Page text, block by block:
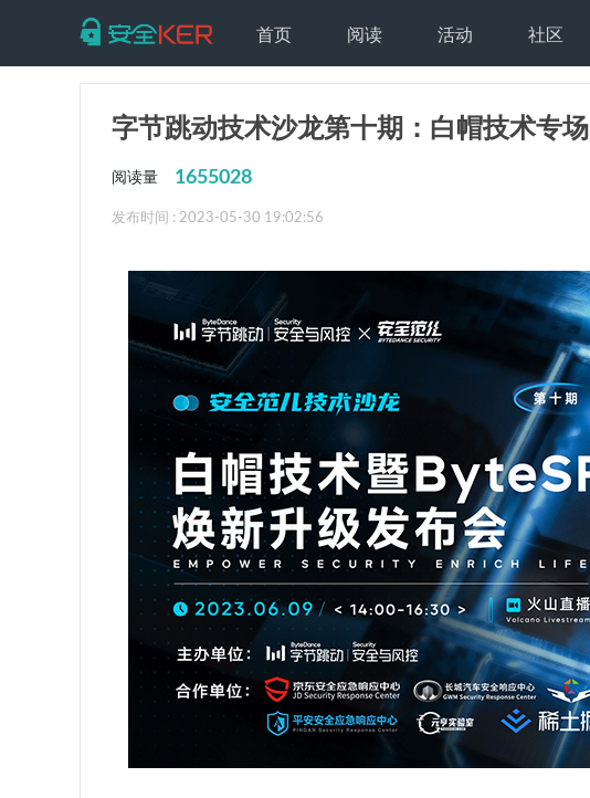
首页 阅读 活动 社区
字节跳动技术沙龙第十期：白帽技术专场
阅读量 1655028
发布时间 : 2023-05-30 19:02:56